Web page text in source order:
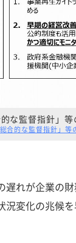
な監督指針」等
合的な監督指針」
れが企業の
変化の兆候